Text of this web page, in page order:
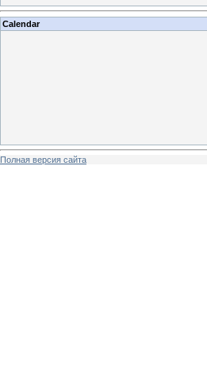
Calendar
Полная версия сайта